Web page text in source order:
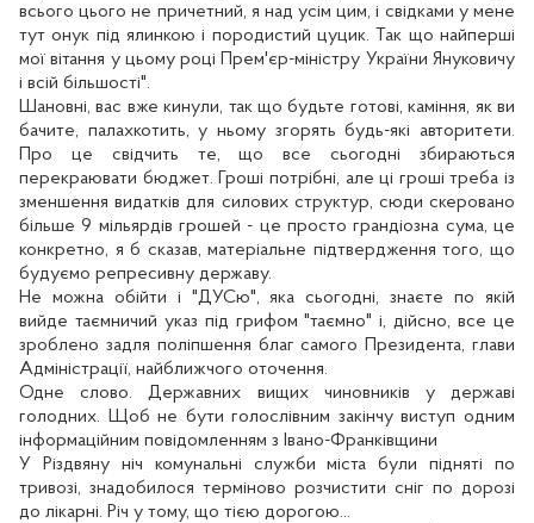
всього цього не причетний, я над усім цим, і свідками у мене
тут онук під ялинкою і породистий цуцик. Так що найперші
мої вітання у цьому році Прем'єр-міністру України Януковичу
і всій більшості".
Шановні, вас вже кинули, так що будьте готові, каміння, як ви
бачите, палахкотить, у ньому згорять будь-які авторитети.
Про це свідчить те, що все сьогодні збираються
перекраювати бюджет. Гроші потрібні, але ці гроші треба із
зменшення видатків для силових структур, сюди скеровано
більше 9 мільярдів грошей - це просто грандіозна сума, це
конкретно, я б сказав, матеріальне підтвердження того, що
будуємо репресивну державу.
Не можна обійти і "ДУСю", яка сьогодні, знаєте по якій
вийде таємничий указ під грифом "таємно" і, дійсно, все це
зроблено задля поліпшення благ самого Президента, глави
Адміністрації, найближчого оточення.
Одне слово. Державних вищих чиновників у державі
голодних. Щоб не бути голослівним закінчу виступ одним
інформаційним повідомленням з Івано-Франківщини
У Різдвяну ніч комунальні служби міста були підняті по
тривозі, знадобилося терміново розчистити сніг по дорозі
до лікарні. Річ у тому, що тією дорогою...